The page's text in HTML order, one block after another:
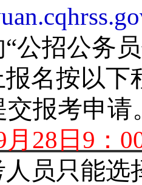
“公招公务
名按以下
交报考申
月 28 日 9 ：
员只能选